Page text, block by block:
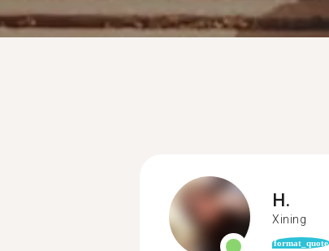
H.
Xining
format_quote